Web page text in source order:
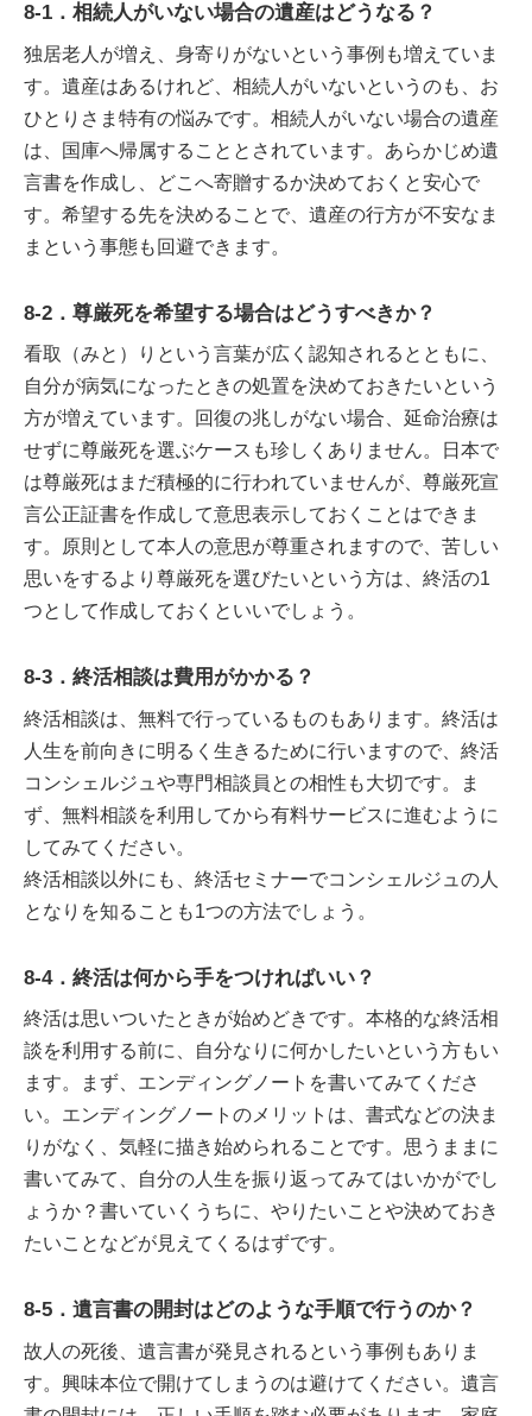
8-1．相続人がいない場合の遺産はどうなる？
独居老人が増え、身寄りがないという事例も増えていま
す。遺産はあるけれど、相続人がいないというのも、お
ひとりさま特有の悩みです。相続人がいない場合の遺産
は、国庫へ帰属することとされています。あらかじめ遺
言書を作成し、どこへ寄贈するか決めておくと安心で
す。希望する先を決めることで、遺産の行方が不安なま
まという事態も回避できます。
8-2．尊厳死を希望する場合はどうすべきか？
看取（みと）りという言葉が広く認知されるとともに、
自分が病気になったときの処置を決めておきたいという
方が増えています。回復の兆しがない場合、延命治療は
せずに尊厳死を選ぶケースも珍しくありません。日本で
は尊厳死はまだ積極的に行われていませんが、尊厳死宣
言公正証書を作成して意思表示しておくことはできま
す。原則として本人の意思が尊重されますので、苦しい
思いをするより尊厳死を選びたいという方は、終活の1
つとして作成しておくといいでしょう。
8-3．終活相談は費用がかかる？
終活相談は、無料で行っているものもあります。終活は
人生を前向きに明るく生きるために行いますので、終活
コンシェルジュや専門相談員との相性も大切です。ま
ず、無料相談を利用してから有料サービスに進むように
してみてください。
終活相談以外にも、終活セミナーでコンシェルジュの人
となりを知ることも1つの方法でしょう。
8-4．終活は何から手をつければいい？
終活は思いついたときが始めどきです。本格的な終活相
談を利用する前に、自分なりに何かしたいという方もい
ます。まず、エンディングノートを書いてみてくださ
い。エンディングノートのメリットは、書式などの決ま
りがなく、気軽に描き始められることです。思うままに
書いてみて、自分の人生を振り返ってみてはいかがでし
ょうか？書いていくうちに、やりたいことや決めておき
たいことなどが見えてくるはずです。
8-5．遺言書の開封はどのような手順で行うのか？
故人の死後、遺言書が発見されるという事例もありま
す。興味本位で開けてしまうのは避けてください。遺言